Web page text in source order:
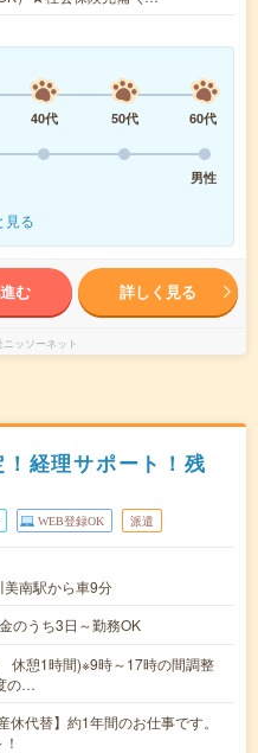
40代 50代
60代
男性
見る
む 詳しく見る
ッソーネット
！経理サポート！残
WEB登録OK 派遣
南駅から車9分
のうち3日～勤務OK
憩1時間)※9時～17時の間調整
の…
代替】約1年間のお仕事です。